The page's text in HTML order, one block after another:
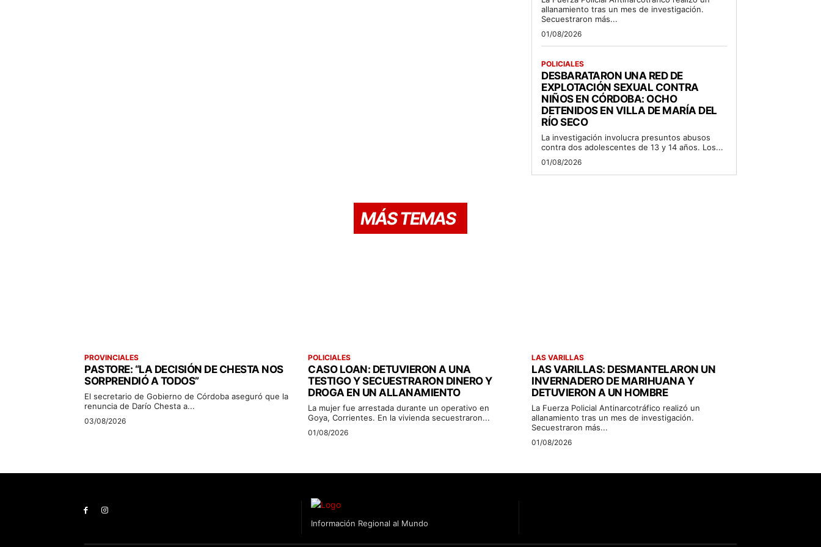
allanamiento tras un mes de investigación.
Secuestraron más...
01/08/2026
POLICIALES
DESBARATARON UNA RED DE
EXPLOTACIÓN SEXUAL CONTRA
NIÑOS EN CÓRDOBA: OCHO
DETENIDOS EN VILLA DE MARÍA DEL
RÍO SECO
La investigación involucra presuntos abusos
contra dos adolescentes de 13 y 14 años. Los...
01/08/2026
MÁS TEMAS
PROVINCIALES
PASTORE: “LA DECISIÓN DE CHESTA NOS
SORPRENDIÓ A TODOS”
El secretario de Gobierno de Córdoba aseguró que la
renuncia de Darío Chesta a...
03/08/2026
POLICIALES
CASO LOAN: DETUVIERON A UNA
TESTIGO Y SECUESTRARON DINERO Y
DROGA EN UN ALLANAMIENTO
La mujer fue arrestada durante un operativo en
Goya, Corrientes. En la vivienda secuestraron...
01/08/2026
LAS VARILLAS
LAS VARILLAS: DESMANTELARON UN
INVERNADERO DE MARIHUANA Y
DETUVIERON A UN HOMBRE
La Fuerza Policial Antinarcotráfico realizó un
allanamiento tras un mes de investigación.
Secuestraron más...
01/08/2026
Información Regional al Mundo